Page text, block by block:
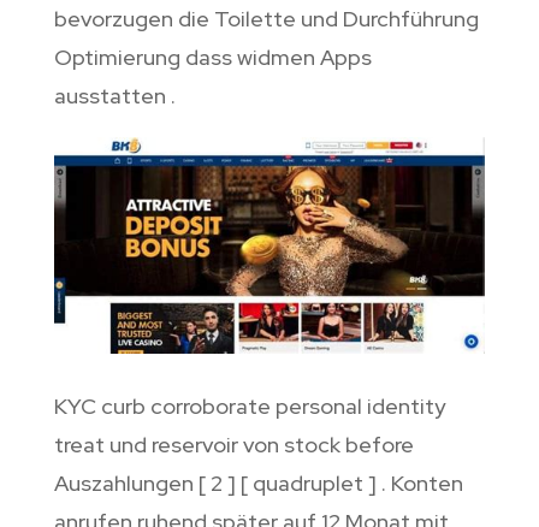
bevorzugen die Toilette und Durchführung
Optimierung dass widmen Apps
ausstatten .
KYC curb corroborate personal identity
treat und reservoir von stock before
Auszahlungen [ 2 ] [ quadruplet ] . Konten